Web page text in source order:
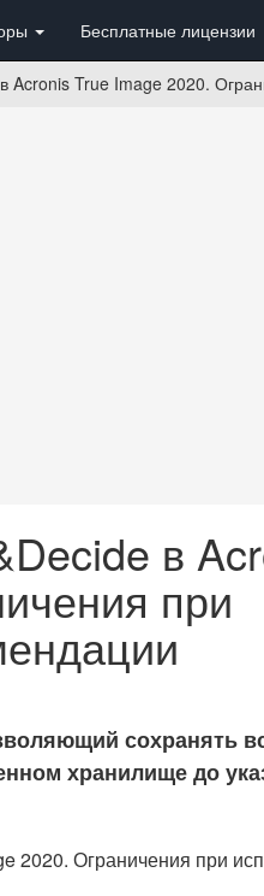
Бесплатные лицензии
Acronis True Image 2020.
в
при
сохранять
хранилище до